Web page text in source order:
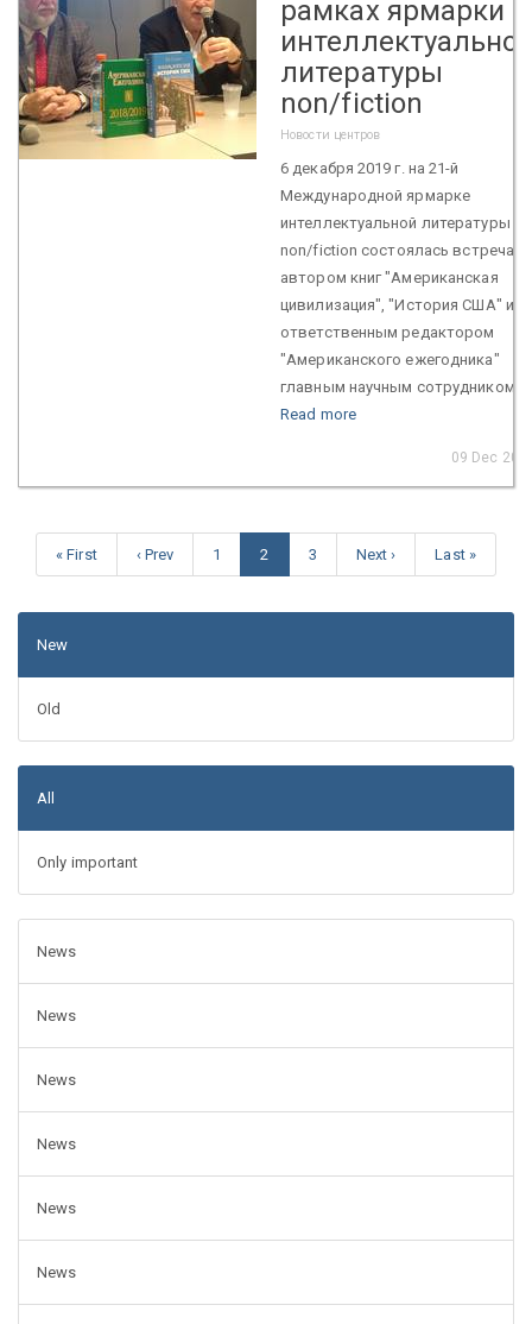
рамках ярмарки
литературы
non/fiction
Новости центров
6 декабря 2019 г. на 21-й
Международной ярмарке
интеллектуальной литературы
non/fiction состоялась встреча с
автором книг "Американская
цивилизация", "История США" и
ответственным редактором
"Американского ежегодника"
главным научным сотрудником ...
Read more
09 Dec
« First ‹ Prev 1 2 3 Next › Last »
New
Old
All
Only important
News
News
News
News
News
News